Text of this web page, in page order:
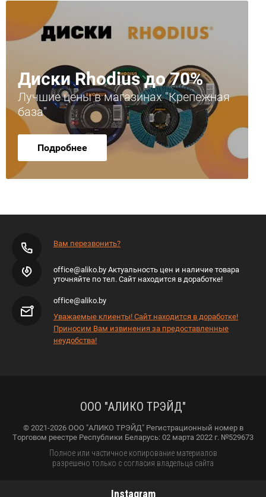
Диски Rhodius до 70%
Лучшие цены в магазинах "Крепежная
база"
Подробнее
Вам перезвонить?
office@aliko.by Актуальность цен и наличие товара
уточняйте по тел. Сайт находится в доработке!
office@aliko.by
Уважаемые клиенты! Сайт находится в доработке!
Приносим Вам извинения за предоставленные
неудобства!
ООО "АЛИКО ТРЭЙД"
© 2021-2026 ООО "АЛИКО ТРЭЙД" Регистрационный номер в
Торговом реестре Республики Беларусь: 02 марта 2022 г. №529673
Полное или частичное копирование материалов
разрешено только с согласия владельца сайта
Instagram